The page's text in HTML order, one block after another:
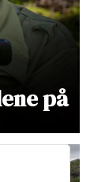
på